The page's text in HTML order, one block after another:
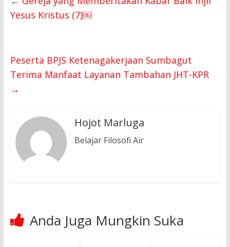
Yesus Kristus (7)￼
Peserta BPJS Ketenagakerjaan Sumbagut
Terima Manfaat Layanan Tambahan JHT-KPR
→
Hojot Marluga
Belajar Filosofi Air
Anda Juga Mungkin Suka